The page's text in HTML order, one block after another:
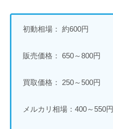
初動相場： 約600円
販売価格： 650～800円
買取価格： 250～500円
メルカリ相場：400～550円